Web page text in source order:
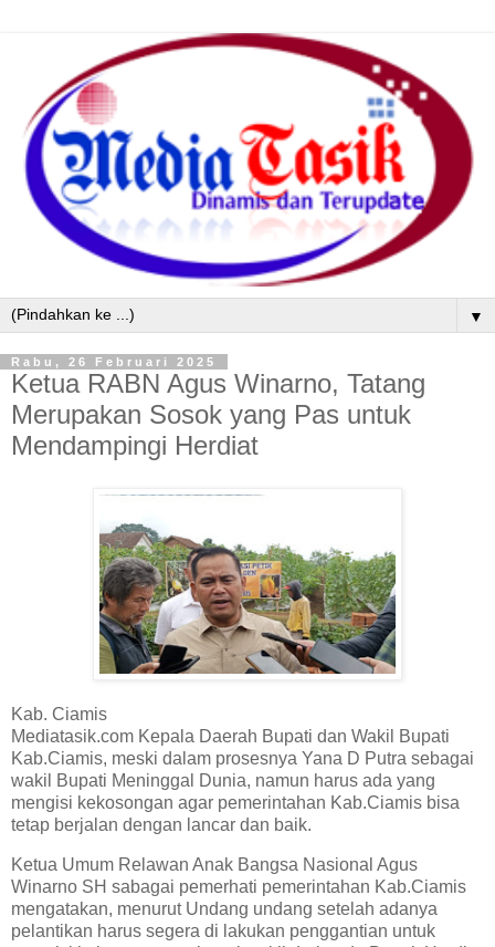
▼
Rabu, 26 Februari 2025
Ketua RABN Agus Winarno, Tatang
Merupakan Sosok yang Pas untuk
Mendampingi Herdiat
Kab. Ciamis
Mediatasik.com Kepala Daerah Bupati dan Wakil Bupati
Kab.Ciamis, meski dalam prosesnya Yana D Putra sebagai
wakil Bupati Meninggal Dunia, namun harus ada yang
mengisi kekosongan agar pemerintahan Kab.Ciamis bisa
tetap berjalan dengan lancar dan baik.
Ketua Umum Relawan Anak Bangsa Nasional Agus
Winarno SH sabagai pemerhati pemerintahan Kab.Ciamis
mengatakan, menurut Undang undang setelah adanya
pelantikan harus segera di lakukan penggantian untuk